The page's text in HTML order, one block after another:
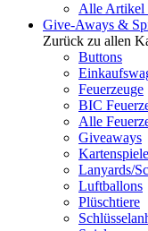
Alle Artikel
Give-Aways &
Zurück zu allen
Buttons
Feuerzeuge
BIC
Alle
Giveaways
Kartenspiele
Lanyards/
Luftballons
Plüschtiere